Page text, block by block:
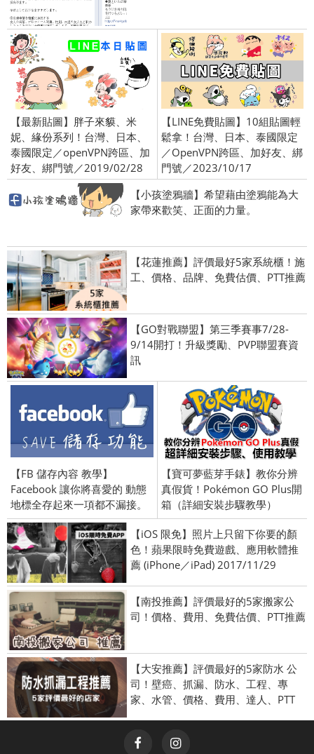
【最新貼圖】胖子來貘、米
妮、緣份系列！台灣、日本、
泰國限定／openVPN跨區、加
好友、綁門號／2019/02/28
【LINE免費貼圖】10組貼圖輕
鬆拿！台灣、日本、泰國限定
／OpenVPN跨區、加好友、綁
門號／2023/10/17
【小孩塗鴉牆】希望藉由塗鴉能為大
家帶來歡笑、正面的力量。
【花蓮推薦】評價最好5家系統櫃！施
工、價格、品牌、免費估價、PTT推薦
【GO對戰聯盟】第三季賽事7/28-
9/14開打！升級獎勵、PVP聯盟賽資
訊
【FB 儲存內容 教學】
Facebook 讓你將喜愛的 動態
地標全存起來一項都不漏接。
【寶可夢藍芽手錶】教你分辨
真假貨！Pokémon GO Plus開
箱（詳細安裝步驟教學）
【iOS 限免】照片上只留下你要的顏
色！蘋果限時免費遊戲、應用軟體推
薦 (iPhone／iPad) 2017/11/29
【南投推薦】評價最好的5家搬家公
司！價格、費用、免費估價、PTT推薦
【大安推薦】評價最好的5家防水 公
司！壁癌、抓漏、防水、工程、專
家、水管、價格、費用、達人、PTT